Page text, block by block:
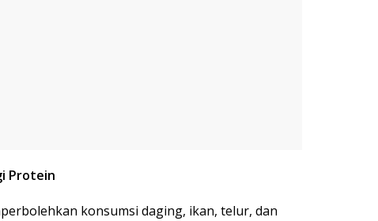
Protein
konsumsi daging, ikan, telur, dan